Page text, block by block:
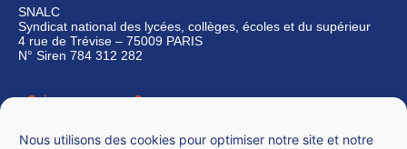
Nous utilisons des cookies pour optimiser notre site et notre
SNALC
Syndicat national des lycées, collèges, écoles et du supérieur
4 rue de Trévise – 75009 PARIS
N° Siren 784 312 282
Qui sommes-nous ?